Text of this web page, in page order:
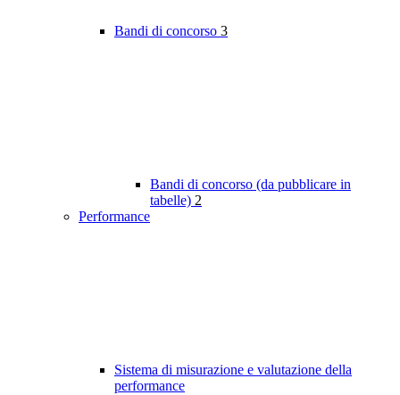
Bandi di concorso 3
Bandi di concorso (da pubblicare in
tabelle) 2
Performance
Sistema di misurazione e valutazione della
performance